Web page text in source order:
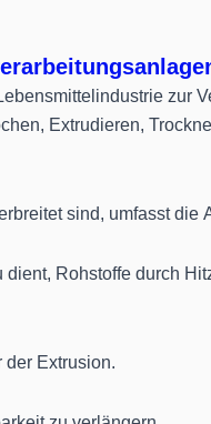
zur
Extrudieren,
sind, umfasst die
Rohstoffe durch
Extrusion.